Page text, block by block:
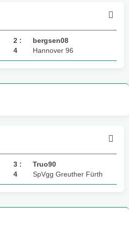
2 :
4
bergsen08
Hannover 96
3 :
4
Truo90
SpVgg Greuther Fürth